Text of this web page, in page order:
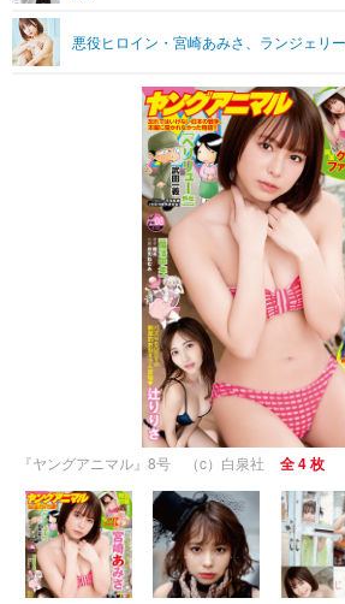
ショッピング
悪役ヒロイン・宮崎あみさ、ランジェリ
『ヤングアニマル』8号 （c）白泉社 全 4 枚